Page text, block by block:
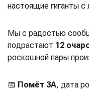
настоящие гиганты с
Мы с радостью
подрастают 12
роскошной пары
📅 Помёт 3А, дата